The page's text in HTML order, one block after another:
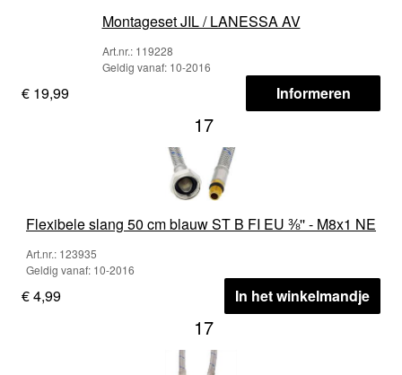
Montageset JIL / LANESSA AV
Art.nr.: 119228
Geldig vanaf: 10-2016
€ 19,99 Informeren
17
Flexibele slang 50 cm blauw ST B FI EU ⅜'' - M8x1 NE
Art.nr.: 123935
Geldig vanaf: 10-2016
€ 4,99 In het winkelmandje
17